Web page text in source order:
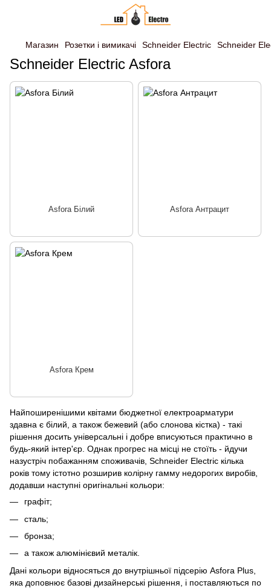
Магазин Розетки і вимикачі Schneider Electric Schneider
Schneider Electric Asfora
Найпоширенішими квітами бюджетної електроарматури
здавна є білий, а також бежевий (або слонова кістка) - такі
рішення досить універсальні і добре вписуються практично в
будь-який інтер'єр. Однак прогрес на місці не стоїть - йдучи
назустріч побажанням споживачів, Schneider Electric кілька
років тому істотно розширив колірну гамму недорогих виробів,
додавши наступні оригінальні кольори:
графіт;
сталь;
бронза;
а також алюмінієвий металік.
Дані кольори відносяться до внутрішньої підсерію Asfora Plus,
яка доповнює базові дизайнерські рішення, і поставляються по
Asfora Білий Asfora Антрацит
Asfora Крем